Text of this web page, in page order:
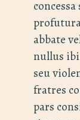
abbate
nullus
seu
fratres
pars